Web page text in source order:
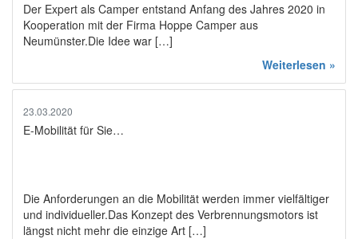
Der Expert als Camper entstand Anfang des Jahres 2020 in
Kooperation mit der Firma Hoppe Camper aus
Neumünster.Die Idee war […]
Weiterlesen »
23.03.2020
E-Mobilität für Sie…
Die Anforderungen an die Mobilität werden immer vielfältiger
und individueller.Das Konzept des Verbrennungsmotors ist
längst nicht mehr die einzige Art […]